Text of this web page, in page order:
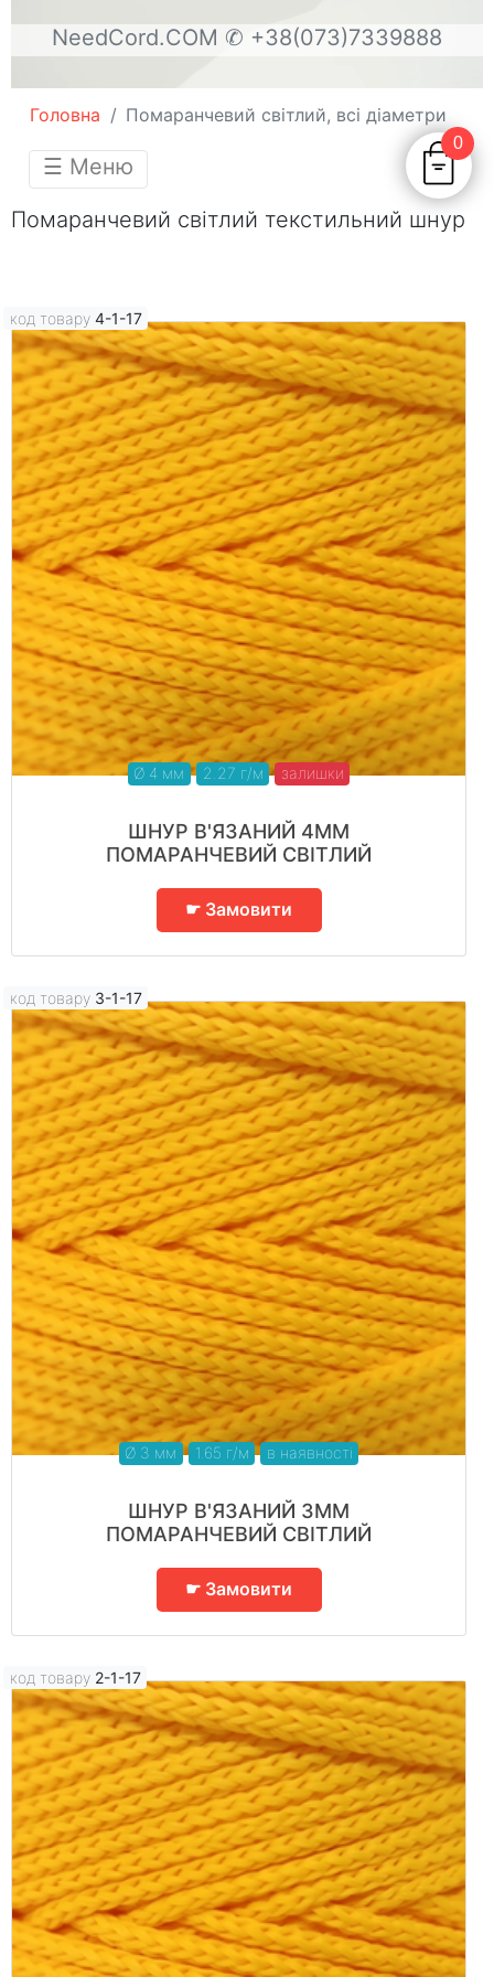
NeedCord.COM ✆ +38(073)7339888
0
Головна Помаранчевий світлий, всі діаметри
☰ Меню
Помаранчевий світлий текстильний шнур
код товару 4-1-17
Ø 4 мм 2.27 г/м залишки
ШНУР В'ЯЗАНИЙ 4ММ
ПОМАРАНЧЕВИЙ СВІТЛИЙ
☛ Замовити
код товару 3-1-17
Ø 3 мм 1.65 г/м в наявності
ШНУР В'ЯЗАНИЙ 3ММ
ПОМАРАНЧЕВИЙ СВІТЛИЙ
☛ Замовити
код товару 2-1-17